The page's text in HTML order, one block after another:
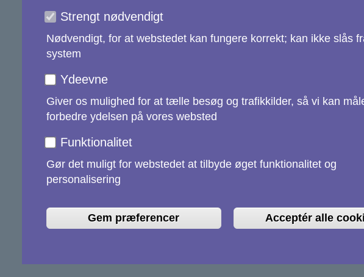
SCI Hub
CSCDA
Strengt nødvendigt
Nødvendigt, for at webstedet kan fungere korrekt; kan ikke slås
system
Ydeevne
Giver os mulighed for at tælle besøg og trafikkilder, så vi kan
forbedre ydelsen på vores websted
Funktionalitet
Gør det muligt for webstedet at tilbyde øget funktionalitet og
personalisering
Gem præferencer Acceptér alle